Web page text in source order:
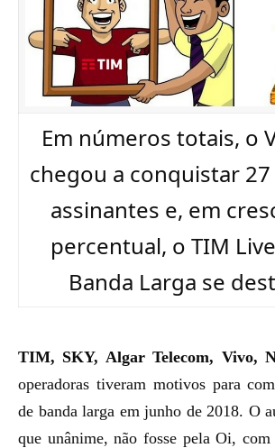
Em números totais, o
chegou a conquistar
assinantes e, em
percentual, o TIM
Banda Larga se
TIM, SKY, Algar Telecom, Vivo,
operadoras tiveram motivos para
de banda larga em junho de 2018. O
que unânime, não fosse pela Oi,